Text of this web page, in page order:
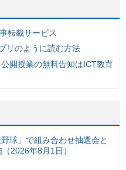
転載サービス
リのように読む方法
開授業の無料告知はICT教育
球」で組み合わせ抽選会と
2026年8月1日）